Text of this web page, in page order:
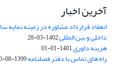
آخرین اخبار
انعقاد قرارداد مشاوره در زمینه نمایه
داخلی و بین المللی1402-03-28
هزینه داوری1401-01-01
راه های تماس با دفتر فصلنامه1399-08-20